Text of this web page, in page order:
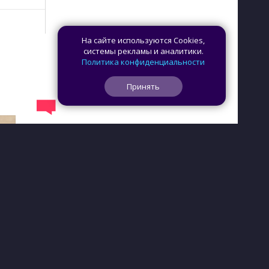
На сайте используются Cookies,
системы рекламы и аналитики.
Политика конфиденциальности
Принять